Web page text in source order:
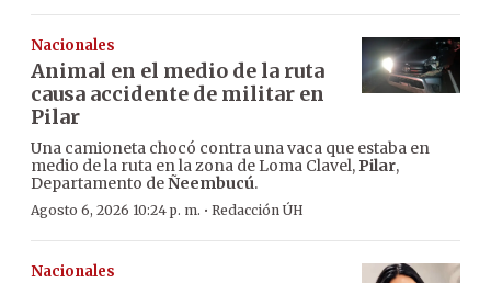
Nacionales
Animal en el medio de la ruta
causa accidente de militar en
Pilar
Una camioneta chocó contra una vaca que estaba en
medio de la ruta en la zona de Loma Clavel, Pilar,
Departamento deÑeembucú.
Agosto 6, 2026 10:24 p. m. · Redacción ÚH
Nacionales